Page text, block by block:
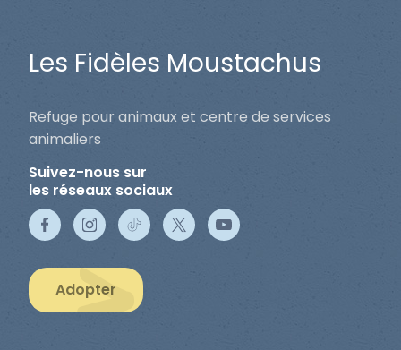
Les Fidèles Moustachus
Refuge pour animaux et centre de services
animaliers
Suivez-nous sur
les réseaux sociaux
Adopter